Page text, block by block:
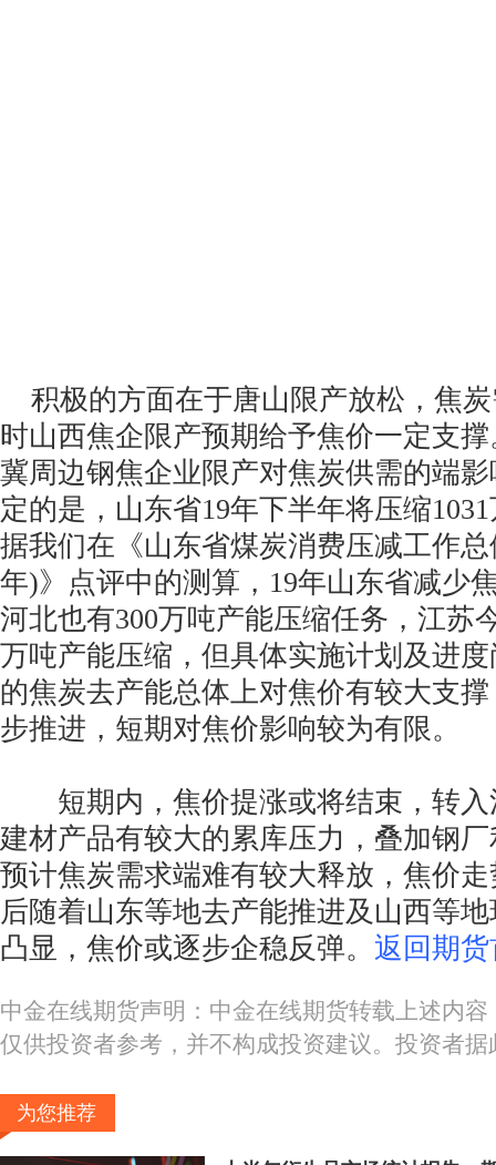
积极的方面在于唐山限产放松，焦
时山西焦企限产预期给予焦价一定支
冀周边钢焦企业限产对焦炭供需的端
定的是，山东省19年下半年将压缩
据我们在《山东省煤炭消费压减工作总
年)》点评中的测算，19年山东省减少
河北也有300万吨产能压缩任务，江苏
万吨产能压缩，但具体实施计划及进
的焦炭去产能总体上对焦价有较大支
步推进，短期对焦价影响较为有限。
短期内，焦价提涨或将结束，转入
建材产品有较大的累库压力，叠加钢
预计焦炭需求端难有较大释放，焦价
后随着山东等地去产能推进及山西等
凸显，焦价或逐步企稳反弹。 返回期
中金在线期货声明：中金在线期货转载上述内
仅供投资者参考，并不构成投资建议。投资者
为您推荐